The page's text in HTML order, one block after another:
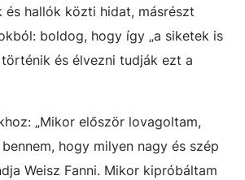
és hallók közti hidat, másrészt
boldog, hogy így „a siketek is
és élvezni tudják ezt a
„Mikor először lovagoltam,
hogy milyen nagy és szép
Weisz Fanni. Mikor kipróbáltam